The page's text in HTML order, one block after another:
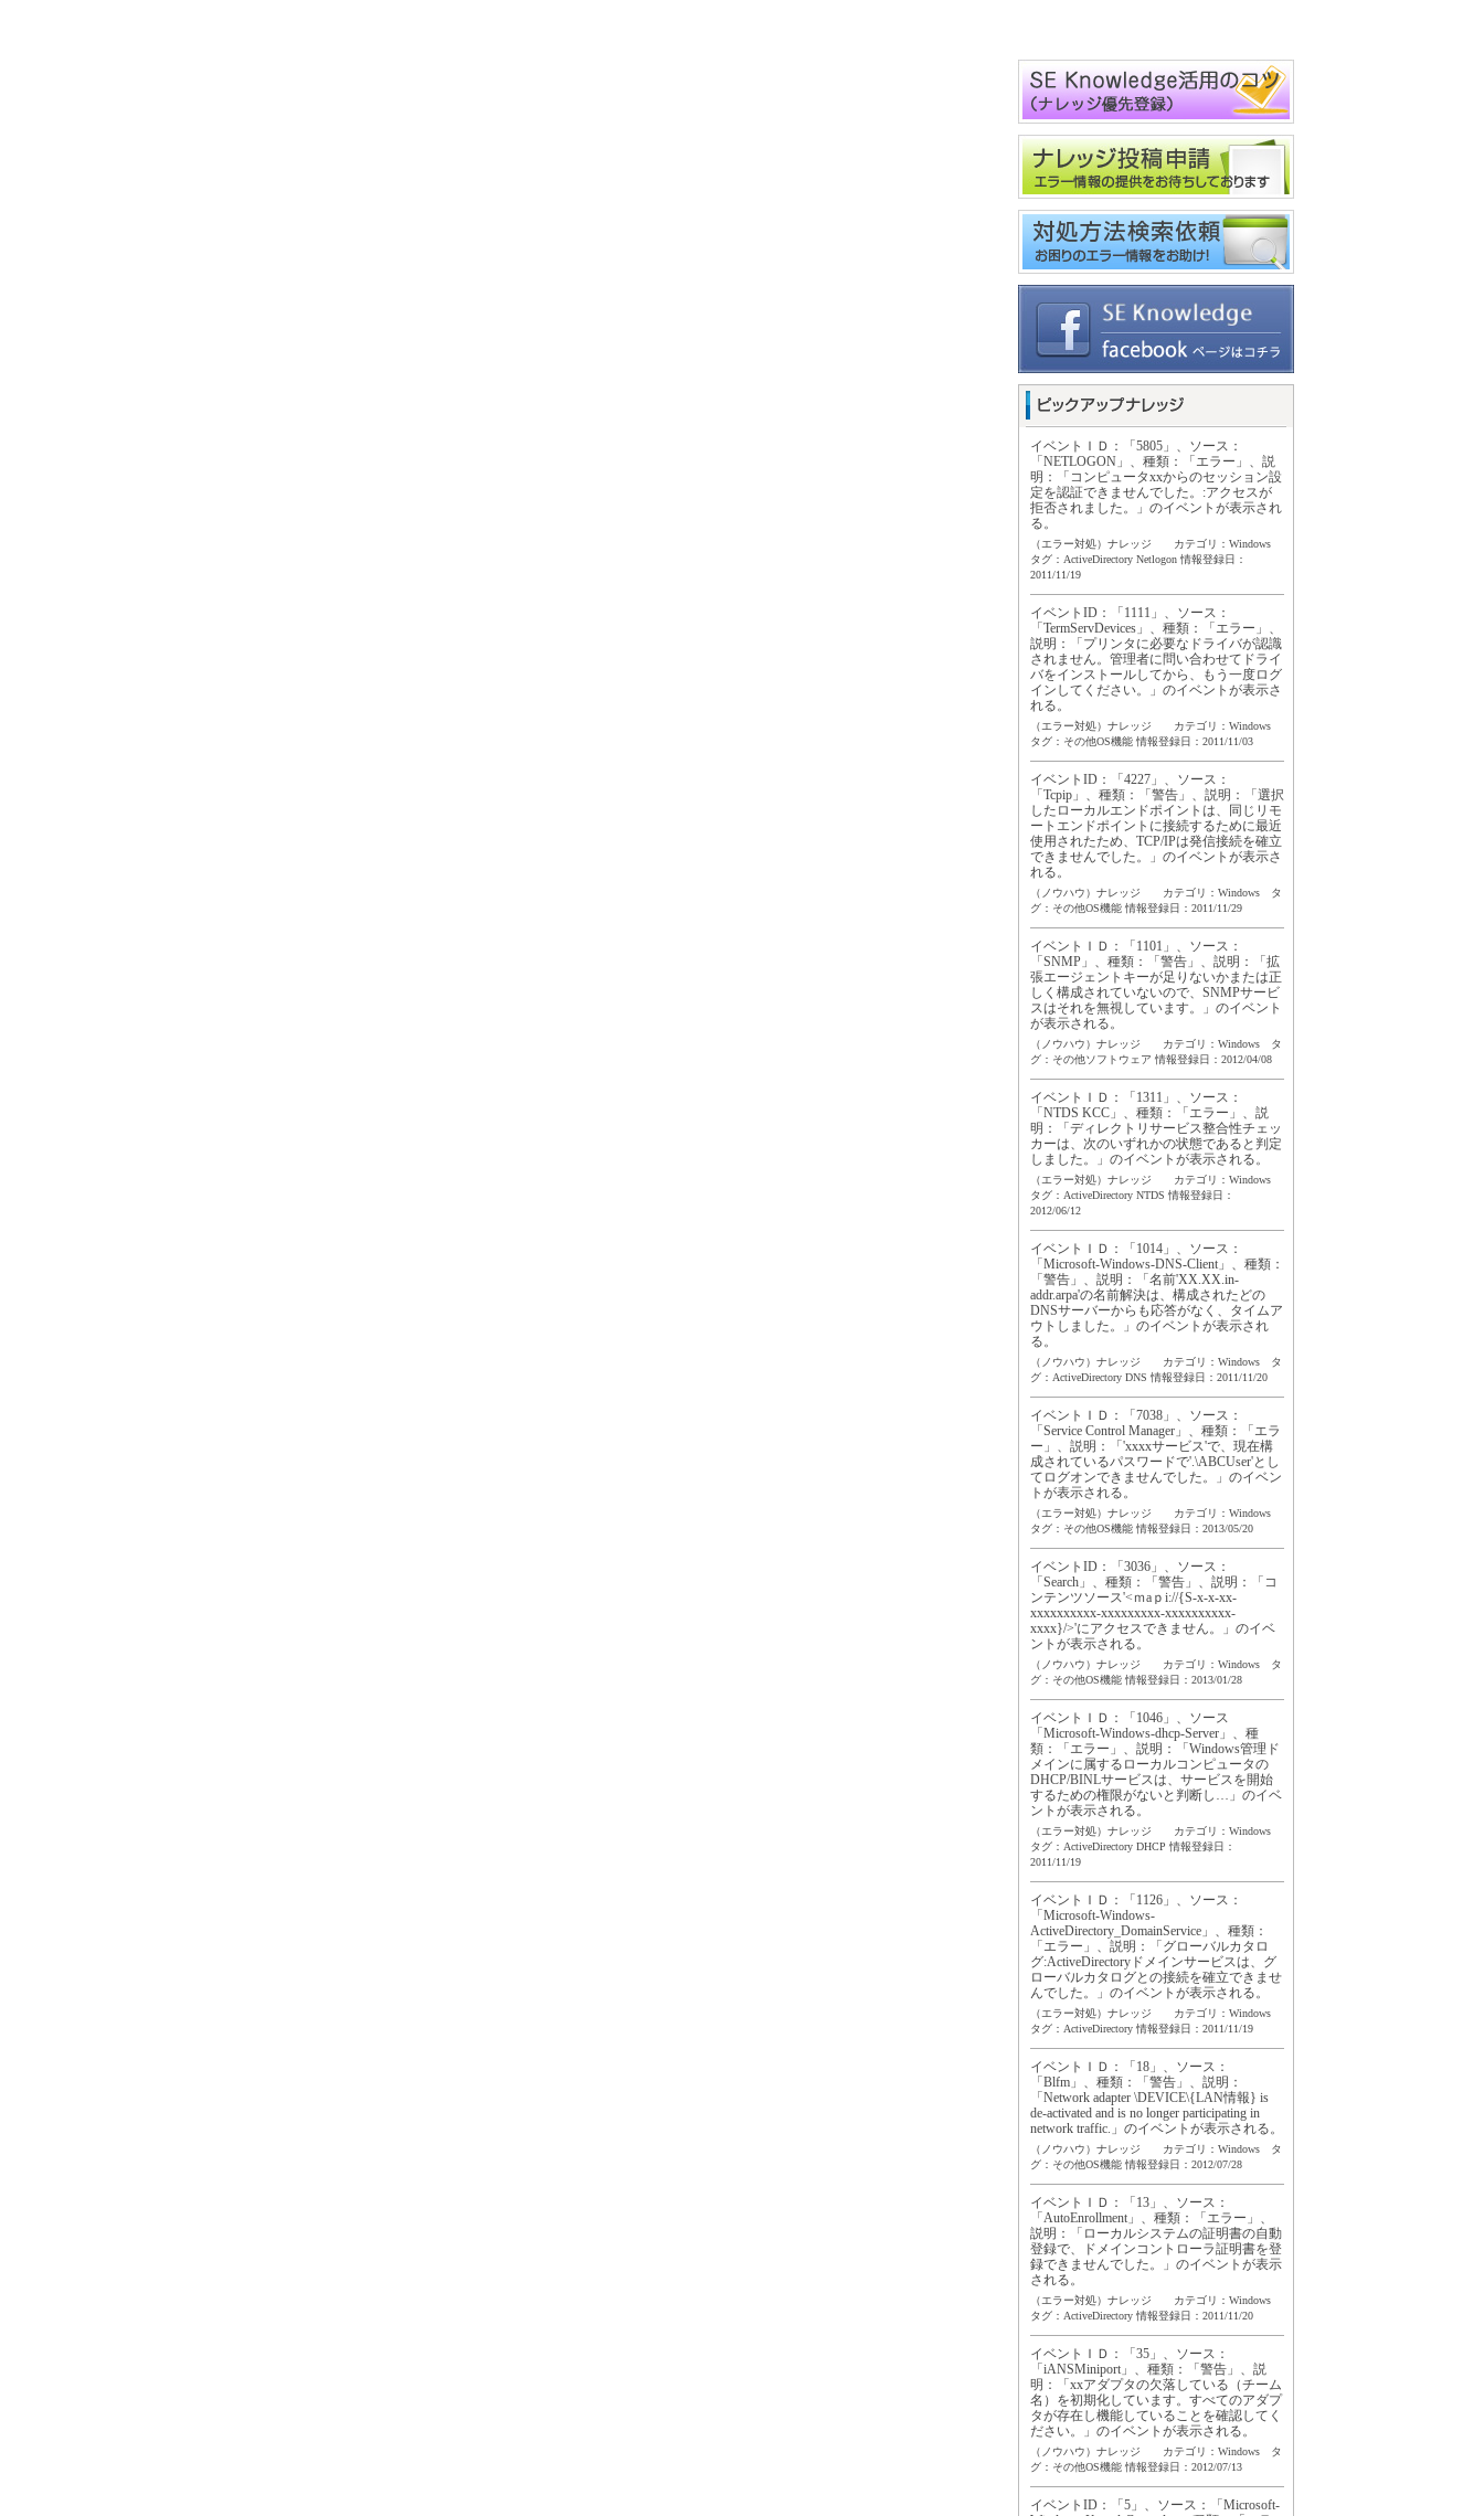
イベントＩＤ：「5805」、ソース：
「NETLOGON」、種類：「エラー」、説
明：「コンピュータxxからのセッション設
定を認証できませんでした。:アクセスが
拒否されました。」のイベントが表示され
る。
（エラー対処）ナレッジ カテゴリ：Windows
タグ： ActiveDirectory Netlogon 情報登録日：
2011/11/19
イベントID：「1111」、ソース：
「TermServDevices」、種類：「エラー」、
説明：「プリンタに必要なドライバが認識
されません。管理者に問い合わせてドライ
バをインストールしてから、もう一度ログ
インしてください。」のイベントが表示さ
れる。
（エラー対処）ナレッジ カテゴリ：Windows
タグ： その他OS機能 情報登録日：2011/11/03
イベントID：「4227」、ソース：
「Tcpip」、種類：「警告」、説明：「選択
したローカルエンドポイントは、同じリモ
ートエンドポイントに接続するために最近
使用されたため、TCP/IPは発信接続を確立
できませんでした。」のイベントが表示さ
れる。
（ノウハウ）ナレッジ カテゴリ：Windows タ
グ： その他OS機能 情報登録日：2011/11/29
イベントＩＤ：「1101」、ソース：
「SNMP」、種類：「警告」、説明：「拡
張エージェントキーが足りないかまたは正
しく構成されていないので、SNMPサービ
スはそれを無視しています。」のイベント
が表示される。
（ノウハウ）ナレッジ カテゴリ：Windows タ
グ： その他ソフトウェア 情報登録日：2012/04/08
イベントＩＤ：「1311」、ソース：
「NTDS KCC」、種類：「エラー」、説
明：「ディレクトリサービス整合性チェッ
カーは、次のいずれかの状態であると判定
しました。」のイベントが表示される。
（エラー対処）ナレッジ カテゴリ：Windows
タグ： ActiveDirectory NTDS 情報登録日：
2012/06/12
イベントＩＤ：「1014」、ソース：
「Microsoft-Windows-DNS-Client」、種類：
「警告」、説明：「名前'XX.XX.in-
addr.arpa'の名前解決は、構成されたどの
DNSサーバーからも応答がなく、タイムア
ウトしました。」のイベントが表示され
る。
（ノウハウ）ナレッジ カテゴリ：Windows タ
グ： ActiveDirectory DNS 情報登録日：2011/11/20
イベントＩＤ：「7038」、ソース：
「Service Control Manager」、種類：「エラ
ー」、説明：「'xxxxサービス'で、現在構
成されているパスワードで'.\ABCUser'とし
てログオンできませんでした。」のイベン
トが表示される。
（エラー対処）ナレッジ カテゴリ：Windows
タグ： その他OS機能 情報登録日：2013/05/20
イベントID：「3036」、ソース：
「Search」、種類：「警告」、説明：「コ
ンテンツソース'<ｍaｐi://{S-x-x-xx-
xxxxxxxxxx-xxxxxxxxx-xxxxxxxxxx-
xxxx}/>'にアクセスできません。」のイベ
ントが表示される。
（ノウハウ）ナレッジ カテゴリ：Windows タ
グ： その他OS機能 情報登録日：2013/01/28
イベントＩＤ：「1046」、ソース
「Microsoft-Windows-dhcp-Server」、種
類：「エラー」、説明：「Windows管理ド
メインに属するローカルコンピュータの
DHCP/BINLサービスは、サービスを開始
するための権限がないと判断し…」のイベ
ントが表示される。
（エラー対処）ナレッジ カテゴリ：Windows
タグ： ActiveDirectory DHCP 情報登録日：
2011/11/19
イベントＩＤ：「1126」、ソース：
「Microsoft-Windows-
ActiveDirectory_DomainService」、種類：
「エラー」、説明：「グローバルカタロ
グ:ActiveDirectoryドメインサービスは、グ
ローバルカタログとの接続を確立できませ
んでした。」のイベントが表示される。
（エラー対処）ナレッジ カテゴリ：Windows
タグ： ActiveDirectory 情報登録日：2011/11/19
イベントＩＤ：「18」、ソース：
「Blfm」、種類：「警告」、説明：
「Network adapter \DEVICE\{LAN情報} is
de-activated and is no longer participating in
network traffic.」のイベントが表示される。
（ノウハウ）ナレッジ カテゴリ：Windows タ
グ： その他OS機能 情報登録日：2012/07/28
イベントＩＤ：「13」、ソース：
「AutoEnrollment」、種類：「エラー」、
説明：「ローカルシステムの証明書の自動
登録で、ドメインコントローラ証明書を登
録できませんでした。」のイベントが表示
される。
（エラー対処）ナレッジ カテゴリ：Windows
タグ： ActiveDirectory 情報登録日：2011/11/20
イベントＩＤ：「35」、ソース：
「iANSMiniport」、種類：「警告」、説
明：「xxアダプタの欠落している（チーム
名）を初期化しています。すべてのアダプ
タが存在し機能していることを確認してく
ださい。」のイベントが表示される。
（ノウハウ）ナレッジ カテゴリ：Windows タ
グ： その他OS機能 情報登録日：2012/07/13
イベントID：「5」、ソース：「Microsoft-